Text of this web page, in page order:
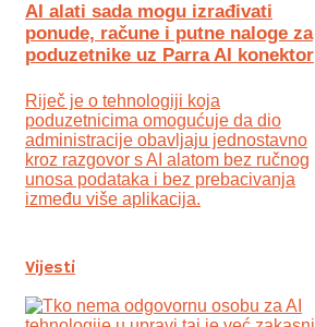
AI alati sada mogu izrađivati
ponude, račune i putne naloge za
poduzetnike uz Parra AI konektor
Riječ je o tehnologiji koja
poduzetnicima omogućuje da dio
administracije obavljaju jednostavno
kroz razgovor s AI alatom bez ručnog
unosa podataka i bez prebacivanja
između više aplikacija.
Vijesti